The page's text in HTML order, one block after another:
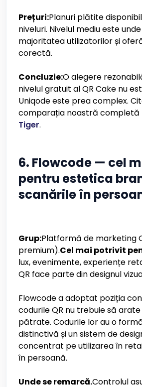
Prețuri:Planuri plătite
niveluri. Nivelul mediu este
majoritatea utilizatorilor și
corectă.
Concluzie:O alegere
nivelul gratuit al QR Cake nu
Uniqode este prea complex.
comparația noastră completă
Tiger.
6. Flowcode — cel
pentru estetica
scanările în
Grup:Platformă de marketing
premium).Cel mai potrivit
lux, evenimente, experiențe
QR face parte din designul
Flowcode a adoptat poziția
codurile QR nu trebuie să
pătrate. Codurile lor au o
distinctivă și un sistem de
concentrat pe utilizarea în
în persoană.
Unde se remarcă.Controlul